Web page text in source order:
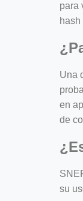
plant-
para
hash
Una
en
de
su